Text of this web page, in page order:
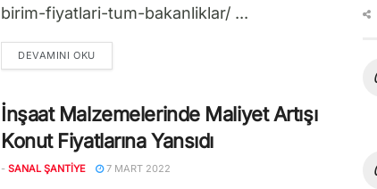
birim-fiyatlari-tum-bakanliklar/ ...
DEVAMINI OKUDETAILS
İnşaat Malzemelerinde Maliyet Artışı
Konut Fiyatlarına Yansıdı
- SANAL ŞANTIYE 7 MART 2022